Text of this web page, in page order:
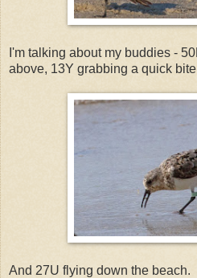
I'm talking about my buddies -
above, 13Y grabbing a quick
And 27U flying down the beach.